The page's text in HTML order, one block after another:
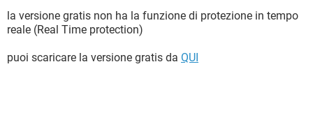
la versione gratis non ha la funzione di protezione in tempo
reale (Real Time protection)
puoi scaricare la versione gratis da QUI